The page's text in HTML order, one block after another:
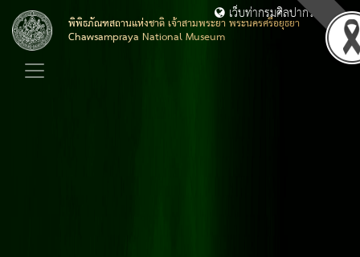
พิพิธภัณฑสถานแห่งชาติ เจ้าสามพระยา พระนครศรีอยุธยา
Chawsampraya National Museum
เว็บท่ากรมศิลปากร